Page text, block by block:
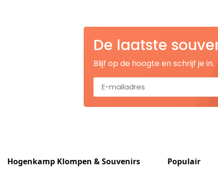
Terracotta bloempotjes
Displays
De laatste
Blijf op de hoogte en schrijf je in.
Hogenkamp Klompen & Souvenirs Populair